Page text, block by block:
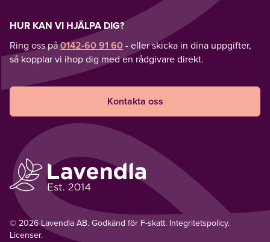
HUR KAN VI HJÄLPA DIG?
Ring oss på0142-60 91 60- eller skicka in dina uppgifter,
så kopplar vi ihop dig med en rådgivare direkt.
Kontakta oss
© 2026 Lavendla AB. Godkänd för F-skatt. Integritetspolicy.
Licenser.